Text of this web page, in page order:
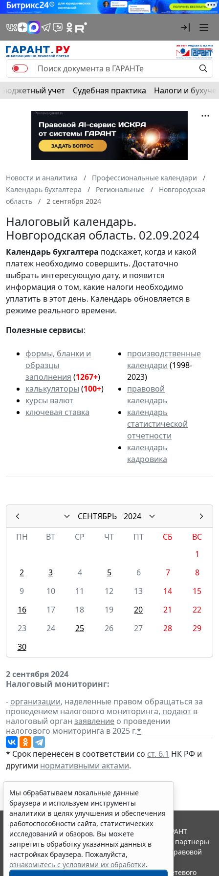
Бюджетный учет Судебная практика Налоги и
Новости и аналитика
Профессиональные календари
Календарь бухгалтера
Региональные
Новгородская
область
2 сентября 2024
Налоговый календарь.
Новгородская область. 02.09.2024
Календарьбухгалтера подскажет, когда и какой
платеж необходимо совершить. Достаточно
выбрать интересующую дату, и появится
информация о том, какие налоги необходимо
уплатить в этот день. Календарь обновляется в
режиме реального времени.
Полезные сервисы:
формы, бланки и
образцы
заполнения (1267+)
калькуляторы (100+)
курсы валют
ключевая ставка
производственные
календари (1998-
2023)
правовой
календарь
календарь
статистической
отчетности
календарь
кадровика
СЕНТЯБРЬ
2024
ПН
ВТ СР ЧТ ПТ СБ
ВС
1
2
3 4 5 6 7
8
9
10 11 12 13 14
15
16
17 18 19 20 21
22
23
24 25 26 27 28
29
30
2 сентября 2024
Налоговый мониторинг:
- организации, наделенные правом обращаться за
проведением налогового мониторинга, подают в
налоговый орган заявление о проведении
налогового мониторинга в 2025 г.*
* Срок перенесен в соответствии со ст. 6.1 НК РФ и
другими нормативными актами.
Мы обрабатываем локальные данные
браузера и используем инструменты
аналитики в целях улучшения и обеспечения
работоспособности сайта, статистических
исследований и обзоров. Вы можете
запретить обработку указанных данных в
настройках браузера. Пожалуйста,
ознакомьтесь с условиями их обработки.
© ООО "НПП "ГАРАНТ-СЕРВИС", 2026. Система ГАРАНТ
выпускается с 1990 года. Компания "Гарант" и ее партнеры
являются участниками Российской ассоциации правовой
информации ГАРАНТ.
Портал ГАРАНТ.РУ зарегистрирован в качестве сетевого